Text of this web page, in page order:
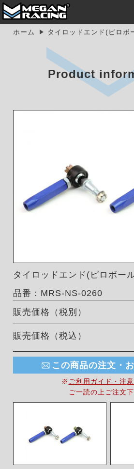
ホーム タイロッドエンド(ピロボ
Product
タイロッドエンド(ピロボー
品番：MRS-NS-0260
販売価格（税別）
販売価格（税込）
この商品の注文・
※ ご利用ガイド・注
ご一読の上ご注文